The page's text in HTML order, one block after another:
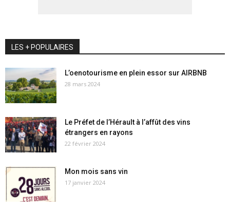
LES + POPULAIRES
L’oenotourisme en plein essor sur AIRBNB
28 mars 2024
Le Préfet de l’Hérault à l’affût des vins
étrangers en rayons
22 février 2024
Mon mois sans vin
17 janvier 2024